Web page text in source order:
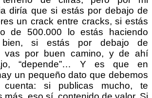
diría que si estás por debajo de
un crack entre cracks, si estás
de 500.000 lo estás haciendo
bien, si estás por debajo de
vas por buen camino, y de ahí
“depende”… Y es que en
un pequeño dato que debemos
si publicas mucho, te